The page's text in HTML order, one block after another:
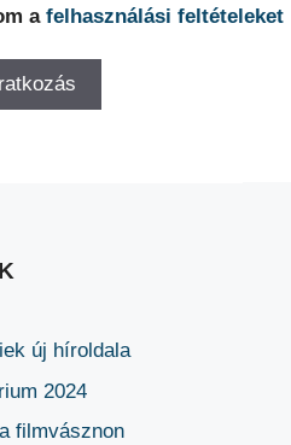
a felhasználási feltételeket
új híroldala
2024
filmvásznon